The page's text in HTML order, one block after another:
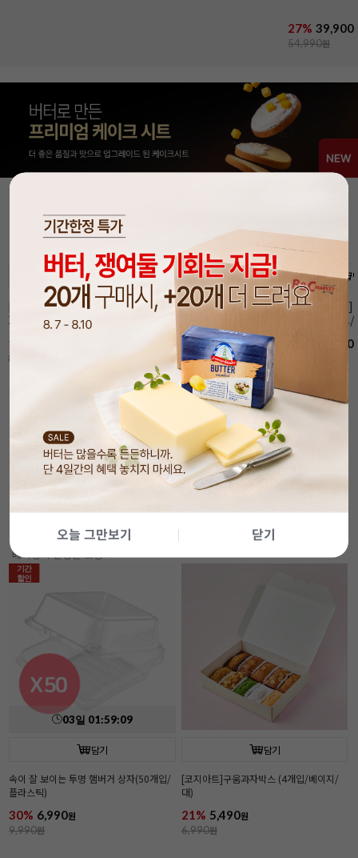
오늘 그만보기 닫기
27% 39,900
54,990원
36만 사용자가 보장하는 맛과 퀄리티!
담기
[장가네제과]케이크시트
24개입(화이트/미니)
17%
84,000
담기
[장가네제과]케이크시트
2,900원
3,500원
[장가네제과]
24개입(초코
77,900
🎁 정성 가득 포장 꿀팁
베이킹의 완성은 포장!
기간
할인
03일 01:59:08
담기
속이 잘 보이는 투명 햄버거 상자(50개입/
플라스틱)
30% 6,990원
9,990원
담기
[코지아트]구움과자박스 (4개입/베이지/
대)
21% 5,490원
6,990원